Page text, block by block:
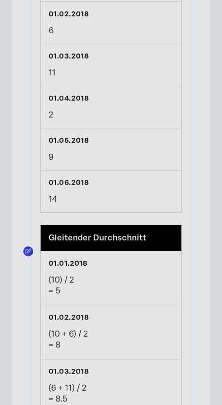
6
11
2
9
14
Gleitender Durchschnitt
(10) / 2
= 5
(10 + 6) / 2
= 8
(6 + 11) / 2
= 8.5